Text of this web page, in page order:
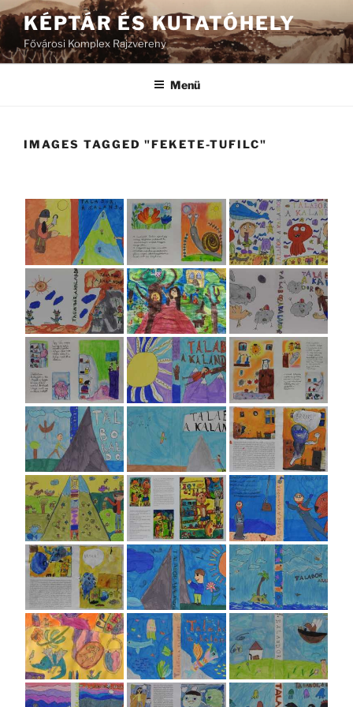
Tartalomhoz
KÉPTÁR ÉS KUTATÓHELY
Fővárosi Komplex Rajzvereny
Menü
IMAGES TAGGED "FEKETE-TUFILC"